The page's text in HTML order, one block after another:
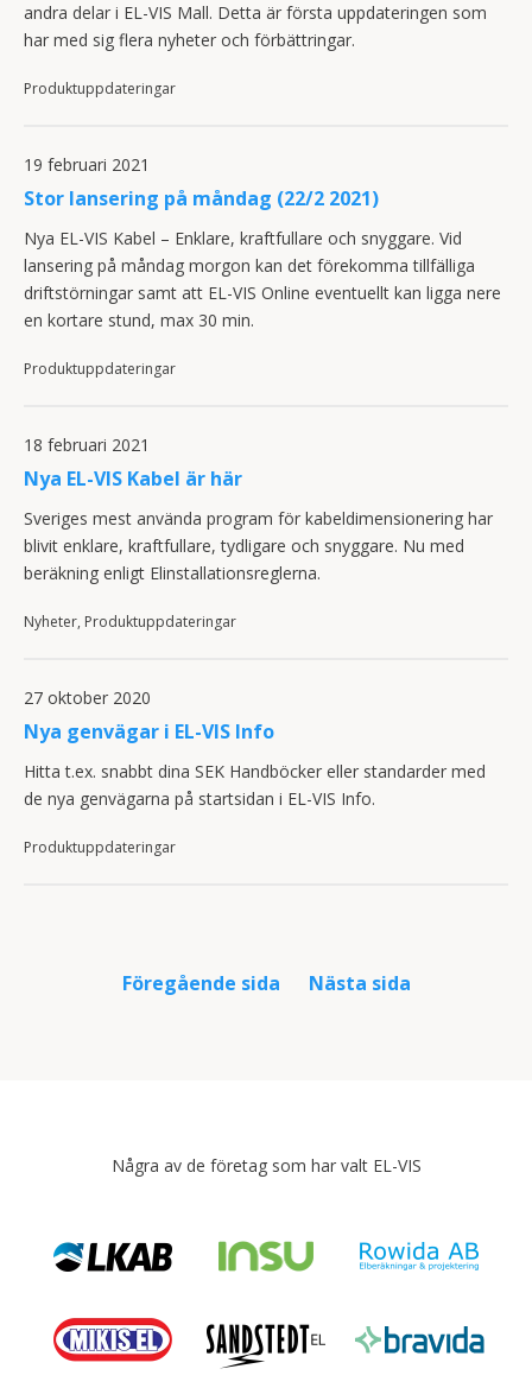
andra delar i EL-VIS Mall. Detta är första uppdateringen som
har med sig flera nyheter och förbättringar.
Produktuppdateringar
19 februari 2021
Stor lansering på måndag (22/2 2021)
Nya EL-VIS Kabel – Enklare, kraftfullare och snyggare. Vid
lansering på måndag morgon kan det förekomma tillfälliga
driftstörningar samt att EL-VIS Online eventuellt kan ligga nere
en kortare stund, max 30 min.
Produktuppdateringar
18 februari 2021
Nya EL-VIS Kabel är här
Sveriges mest använda program för kabeldimensionering har
blivit enklare, kraftfullare, tydligare och snyggare. Nu med
beräkning enligt Elinstallationsreglerna.
Nyheter, Produktuppdateringar
27 oktober 2020
Nya genvägar i EL-VIS Info
Hitta t.ex. snabbt dina SEK Handböcker eller standarder med
de nya genvägarna på startsidan i EL-VIS Info.
Produktuppdateringar
Föregående sida Nästa sida
Några av de företag som har valt EL-VIS